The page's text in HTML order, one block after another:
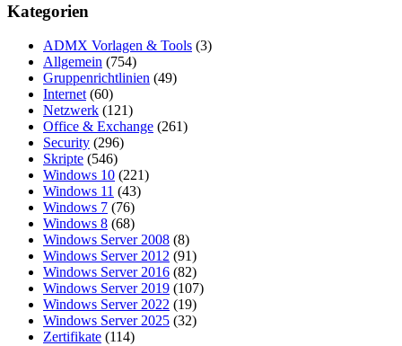
Kategorien
ADMX Vorlagen & Tools (3)
Allgemein (754)
Gruppenrichtlinien (49)
Internet (60)
Netzwerk (121)
Office & Exchange (261)
Security (296)
Skripte (546)
Windows 10 (221)
Windows 11 (43)
Windows 7 (76)
Windows 8 (68)
Windows Server 2008 (8)
Windows Server 2012 (91)
Windows Server 2016 (82)
Windows Server 2019 (107)
Windows Server 2022 (19)
Windows Server 2025 (32)
Zertifikate (114)